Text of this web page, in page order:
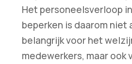
Het personeelsverloop
beperken is daarom niet
belangrijk voor het
medewerkers, maar ook